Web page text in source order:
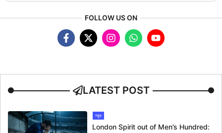
FOLLOW US ON
LATEST POST
न्यूज
London Spirit out of Men’s Hundred: